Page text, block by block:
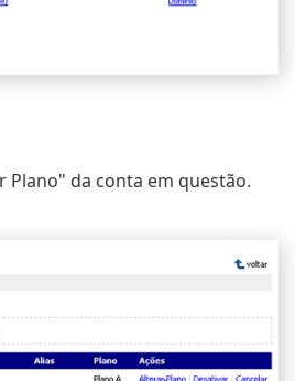
Plano" da conta em questão.